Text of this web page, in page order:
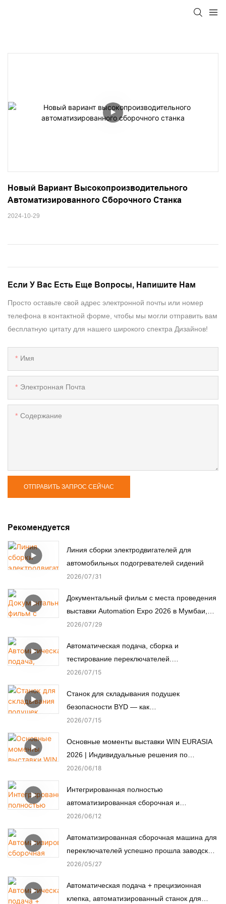
Новый Вариант Высокопроизводительного
Автоматизированного Сборочного Станка
2024-10-29
Если У Вас Есть Еще Вопросы, Напишите Нам
Просто оставьте свой адрес электронной почты или номер
телефона в контактной форме, чтобы мы могли отправить вам
бесплатную цитату для нашего широкого спектра Дизайнов!
Имя
Электронная Почта
Содержание
ОТПРАВИТЬ ЗАПРОС СЕЙЧАС
Рекомендуется
Линия сборки электродвигателей для
автомобильных подогревателей сидений
2026 07 31
Документальный фильм с места проведения
выставки Automation Expo 2026 в Мумбаи,
Индия.
2026 07 29
Автоматическая подача, сборка и
тестирование переключателей.
Автоматизированная сборочная машина.
2026 07 15
Станок для складывания подушек
безопасности BYD — как
автоматизированное производство
2026 07 15
Основные моменты выставки WIN EURASIA
2026 | Индивидуальные решения по
автоматизации для электроники,
промышленности
2026 06 18
Интегрированная полностью
автоматизированная сборочная и
испытательная линия для нестандартных
2026 06 12
Автоматизированная сборочная машина для
переключателей успешно прошла заводские
приемочные испытания (FAT) у турецкого
2026 05 27
Автоматическая подача + прецизионная
клепка, автоматизированный станок для